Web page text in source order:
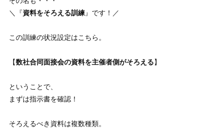
＼『資料をそろえる訓練』です！／
この訓練の状況設定はこちら。
【数社合同面接会の資料を主催者側がそろえる】
ということで、
まずは指示書を確認！
そろえるべき資料は複数種類。